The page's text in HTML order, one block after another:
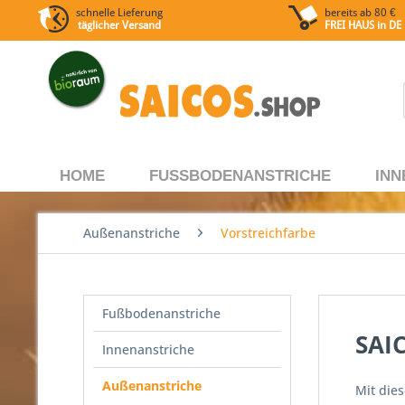
schnelle Lieferung
täglicher Versand
bereits ab 80 €
FREI HAUSin DE
HOME FUSSBODENANSTRICHE
Außenanstriche Vorstreichfarbe
Fußbodenanstriche
Innenanstriche
Außenanstriche
Mit